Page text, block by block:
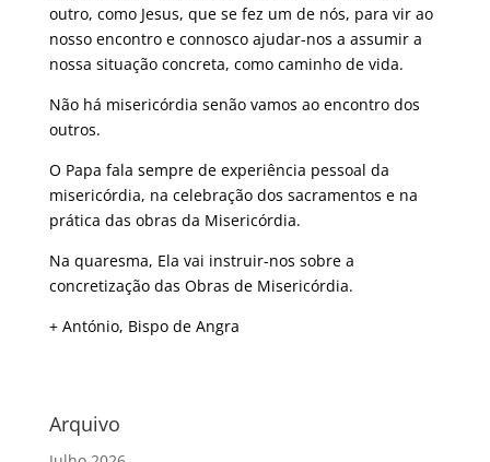
outro, como Jesus, que se fez um de nós, para vir ao
nosso encontro e connosco ajudar-nos a assumir a
nossa situação concreta, como caminho de vida.
Não há misericórdia senão vamos ao encontro dos
outros.
O Papa fala sempre de experiência pessoal da
misericórdia, na celebração dos sacramentos e na
prática das obras da Misericórdia.
Na quaresma, Ela vai instruir-nos sobre a
concretização das Obras de Misericórdia.
+ António, Bispo de Angra
Arquivo